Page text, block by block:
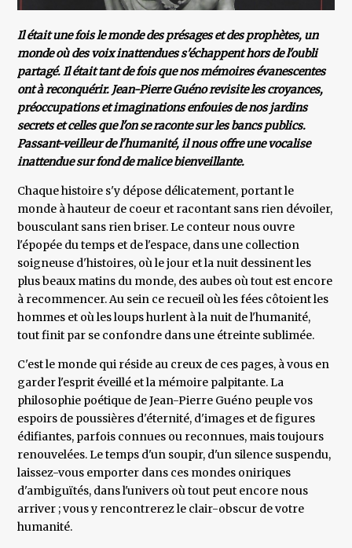
Il était une fois le monde des présages et des prophètes, un
monde où des voix inattendues s'échappent hors de l'oubli
partagé. Il était tant de fois que nos mémoires évanescentes
ont à reconquérir. Jean-Pierre Guéno revisite les croyances,
préoccupations et imaginations enfouies de nos jardins
secrets et celles que l'on se raconte sur les bancs publics.
Passant-veilleur de l'humanité, il nous offre une vocalise
inattendue sur fond de malice bienveillante.
Chaque histoire s'y dépose délicatement, portant le
monde à hauteur de coeur et racontant sans rien dévoiler,
bousculant sans rien briser. Le conteur nous ouvre
l'épopée du temps et de l'espace, dans une collection
soigneuse d'histoires, où le jour et la nuit dessinent les
plus beaux matins du monde, des aubes où tout est encore
à recommencer. Au sein ce recueil où les fées côtoient les
hommes et où les loups hurlent à la nuit de l'humanité,
tout finit par se confondre dans une étreinte sublimée.
C'est le monde qui réside au creux de ces pages, à vous en
garder l'esprit éveillé et la mémoire palpitante. La
philosophie poétique de Jean-Pierre Guéno peuple vos
espoirs de poussières d'éternité, d'images et de figures
édifiantes, parfois connues ou reconnues, mais toujours
renouvelées. Le temps d'un soupir, d'un silence suspendu,
laissez-vous emporter dans ces mondes oniriques
d'ambiguïtés, dans l'univers où tout peut encore nous
arriver ; vous y rencontrerez le clair-obscur de votre
humanité.